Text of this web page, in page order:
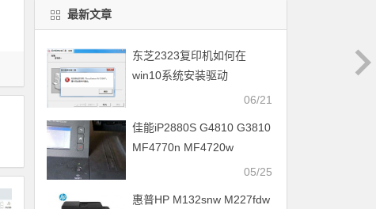
最新文章
东芝2323复印机如何在
win10系统安装驱动
06/21
佳能iP2880S G4810 G3810
MF4770n MF4720w
MF4750打印机驱动安装05/25
惠普HP M132snw M227fdw